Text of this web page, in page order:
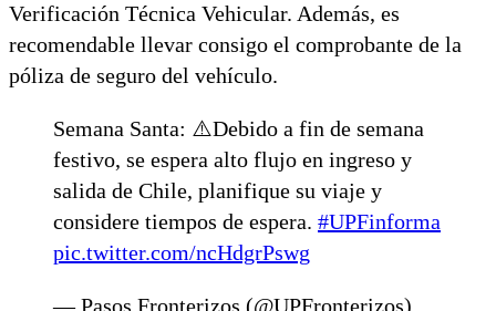
Verificación Técnica Vehicular. Además, es
recomendable llevar consigo el comprobante de la
póliza de seguro del vehículo.
Semana Santa: ⚠️Debido a fin de semana
festivo, se espera alto flujo en ingreso y
salida de Chile, planifique su viaje y
considere tiempos de espera. #UPFinforma
pic.twitter.com/ncHdgrPswg
— Pasos Fronterizos (@UPFronterizos)